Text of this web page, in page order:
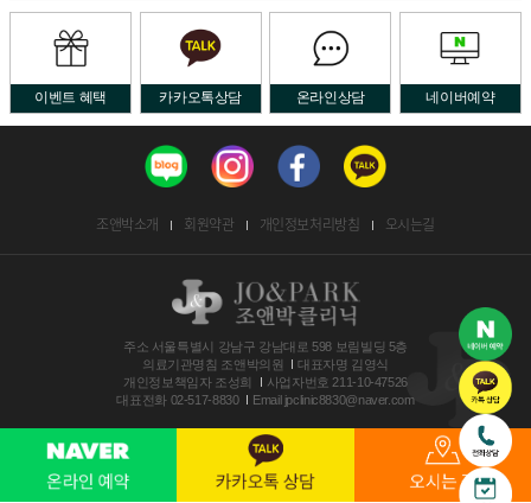
이벤트 혜택 카카오톡상담 온라인상담 네이버예약
조앤박소개 회원약관 개인정보처리방침 오시는길
주소 서울특별시 강남구 강남대로 598 보림빌딩 5층
의료기관명침 조앤박의원 대표자명 김영식
개인정보책임자조성희 사업자번호 211-10-47526
대표전화02-517-8830 Emailjpclinic8830@naver.com